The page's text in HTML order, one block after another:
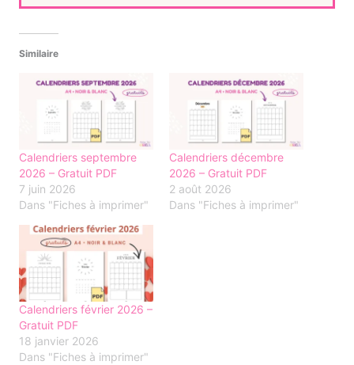
Similaire
Calendriers septembre
2026 – Gratuit PDF
7 juin 2026
Dans "Fiches à imprimer"
Calendriers décembre
2026 – Gratuit PDF
2 août 2026
Dans "Fiches à imprimer"
Calendriers février 2026 –
Gratuit PDF
18 janvier 2026
Dans "Fiches à imprimer"